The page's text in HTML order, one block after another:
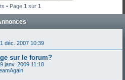
• Page 1 sur 1
déc. 2007 10:39
sur le forum?
janv. 2009 11:18